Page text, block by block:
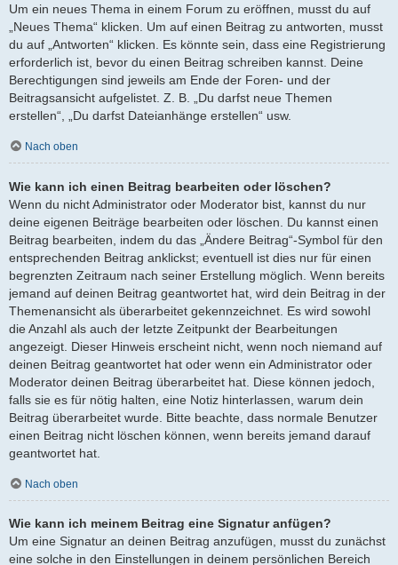
Um ein neues Thema in einem Forum zu eröffnen, musst du auf
„Neues Thema“ klicken. Um auf einen Beitrag zu antworten, musst
du auf „Antworten“ klicken. Es könnte sein, dass eine Registrierung
erforderlich ist, bevor du einen Beitrag schreiben kannst. Deine
Berechtigungen sind jeweils am Ende der Foren- und der
Beitragsansicht aufgelistet. Z. B. „Du darfst neue Themen
erstellen“, „Du darfst Dateianhänge erstellen“ usw.
Nach oben
Wie kann ich einen Beitrag bearbeiten oder löschen?
Wenn du nicht Administrator oder Moderator bist, kannst du nur
deine eigenen Beiträge bearbeiten oder löschen. Du kannst einen
Beitrag bearbeiten, indem du das „Ändere Beitrag“-Symbol für den
entsprechenden Beitrag anklickst; eventuell ist dies nur für einen
begrenzten Zeitraum nach seiner Erstellung möglich. Wenn bereits
jemand auf deinen Beitrag geantwortet hat, wird dein Beitrag in der
Themenansicht als überarbeitet gekennzeichnet. Es wird sowohl
die Anzahl als auch der letzte Zeitpunkt der Bearbeitungen
angezeigt. Dieser Hinweis erscheint nicht, wenn noch niemand auf
deinen Beitrag geantwortet hat oder wenn ein Administrator oder
Moderator deinen Beitrag überarbeitet hat. Diese können jedoch,
falls sie es für nötig halten, eine Notiz hinterlassen, warum dein
Beitrag überarbeitet wurde. Bitte beachte, dass normale Benutzer
einen Beitrag nicht löschen können, wenn bereits jemand darauf
geantwortet hat.
Nach oben
Wie kann ich meinem Beitrag eine Signatur anfügen?
Um eine Signatur an deinen Beitrag anzufügen, musst du zunächst
eine solche in den Einstellungen in deinem persönlichen Bereich